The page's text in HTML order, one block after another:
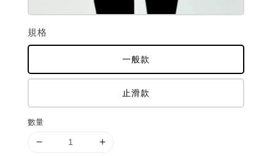
規格
一般款
止滑款
數量